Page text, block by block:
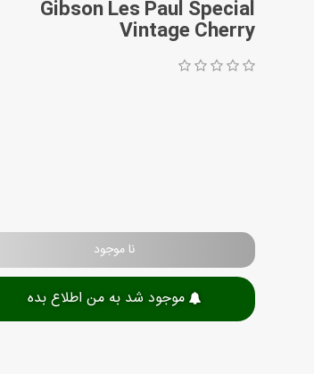
Gibson Les Paul Special
Vintage Cherry
نا موجود
موجود شد به من اطلاع بده